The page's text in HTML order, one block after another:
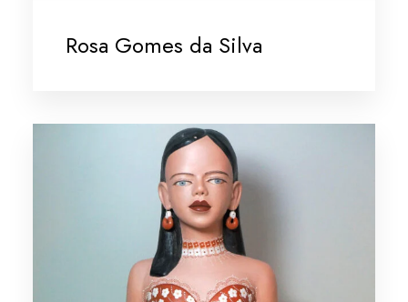
Rosa Gomes da Silva